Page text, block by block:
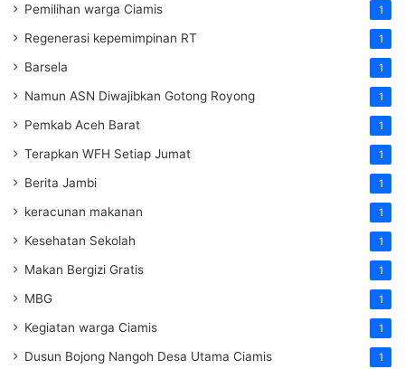
Pemilihan warga Ciamis 1
Regenerasi kepemimpinan RT 1
Barsela 1
Namun ASN Diwajibkan Gotong Royong 1
Pemkab Aceh Barat 1
Terapkan WFH Setiap Jumat 1
Berita Jambi 1
keracunan makanan 1
Kesehatan Sekolah 1
Makan Bergizi Gratis 1
MBG 1
Kegiatan warga Ciamis 1
Dusun Bojong Nangoh Desa Utama Ciamis 1